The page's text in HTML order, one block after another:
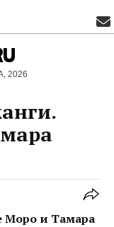
2026
Моро и Тамара